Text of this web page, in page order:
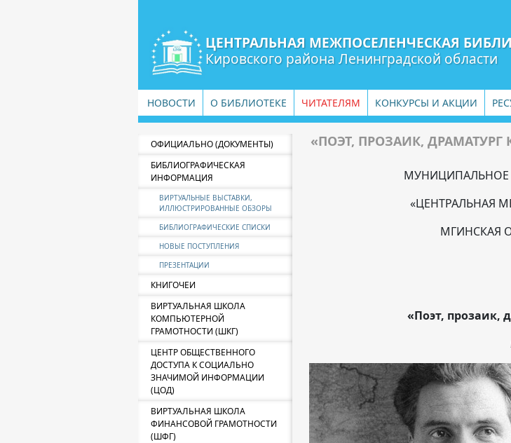
ЦЕНТРАЛЬНАЯ МЕЖПОСЕЛЕНЧЕСКАЯ
Кировского района Ленинградской области
НОВОСТИ О БИБЛИОТЕКЕ ЧИТАТЕЛЯМ КОНКУРСЫ И АКЦИИ
ОФИЦИАЛЬНО (ДОКУМЕНТЫ)
БИБЛИОГРАФИЧЕСКАЯ
ИНФОРМАЦИЯ
ВИРТУАЛЬНЫЕ ВЫСТАВКИ,
ИЛЛЮСТРИРОВАННЫЕ ОБЗОРЫ
БИБЛИОГРАФИЧЕСКИЕ СПИСКИ
НОВЫЕ ПОСТУПЛЕНИЯ
ПРЕЗЕНТАЦИИ
КНИГОЧЕИ
ВИРТУАЛЬНАЯ ШКОЛА
КОМПЬЮТЕРНОЙ
ГРАМОТНОСТИ (ШКГ)
ЦЕНТР ОБЩЕСТВЕННОГО
ДОСТУПА К СОЦИАЛЬНО
ЗНАЧИМОЙ ИНФОРМАЦИИ
(ЦОД)
ВИРТУАЛЬНАЯ ШКОЛА
ФИНАНСОВОЙ ГРАМОТНОСТИ
(ШФГ)
«ПОЭТ, ПРОЗАИК,
МУНИЦИПАЛЬНОЕ
«ЦЕНТРАЛЬНАЯ
МГИНСКАЯ
«Поэт, прозаик,